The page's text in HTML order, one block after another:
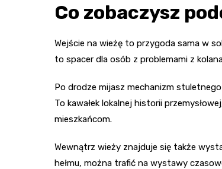
Co zobaczysz
Wejście na wieżę to przygoda sama w
to spacer dla osób z problemami z
Po drodze mijasz mechanizm
To kawałek lokalnej historii
mieszkańcom.
Wewnątrz wieży znajduje się także
hełmu, można trafić na wystawy